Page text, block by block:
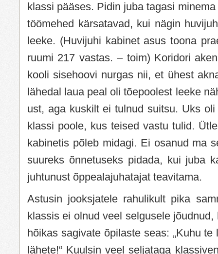
klassi pääses. Pidin juba tagasi
töömehed kärsatavad, kui nägin
leeke. (Huvijuhi kabinet asus toona
ruumi 217 vastas. – toim) Koridori
kooli sisehoovi nurgas nii, et ühest
lähedal laua peal oli tõepoolest leeke
ust, aga kuskilt ei tulnud suitsu. Uks
klassi poole, kus teised vastu tulid.
kabinetis põleb midagi. Ei osanud ma
suureks õnnetuseks pidada, kui juba
juhtunust õppealajuhatajat teavitama.
Astusin jooksjatele rahulikult pika
klassis ei olnud veel selgusele
hõikas sagivate õpilaste seas: „Kuhu
lähete!“ Kuulsin veel seljataga